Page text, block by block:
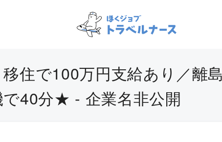
移住で100万円支給あり／離
40分★ - 企業名非公開